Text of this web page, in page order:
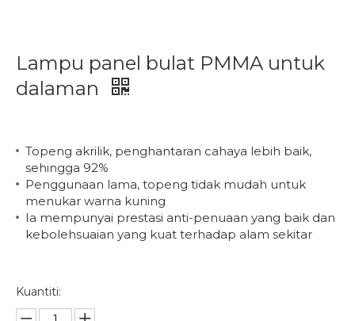
Lampu panel bulat PMMA untuk
dalaman
Topeng akrilik, penghantaran cahaya lebih baik,
sehingga 92%
Penggunaan lama, topeng tidak mudah untuk
menukar warna kuning
Ia mempunyai prestasi anti-penuaan yang baik dan
kebolehsuaian yang kuat terhadap alam sekitar
Kuantiti: